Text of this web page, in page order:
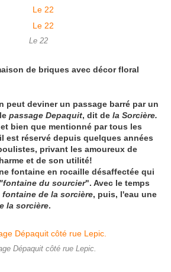
Le 22
de briques avec décor floral
peut deviner un passage barré par un
passage Depaquit, dit de la Sorcière.
bien que mentionné par tous les
est réservé depuis quelques années
privant les amoureux de
et de son utilité!
fontaine en rocaille désaffectée qui
"fontaine du sourcier". Avec le temps
fontaine de la sorcière, puis, l'eau une
la sorcière.
Dépaquit côté rue Lepic.